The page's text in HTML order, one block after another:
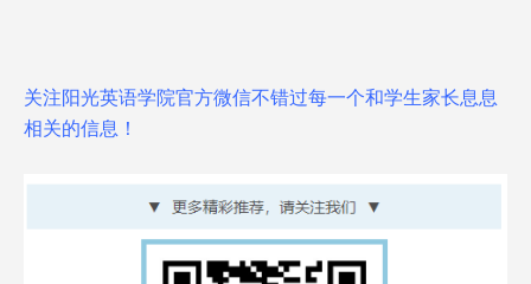
关注阳光英语学院官方微信不错过每一个和学生家长息息
相关的信息！